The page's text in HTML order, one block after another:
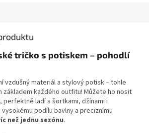
tričko s potiskem – pohodlí
vzdušný materiál a stylový potisk – tohle
každého outfitu! Můžete ho nosit
ladí s šortkami, džínami i
podílu bavlny a preciznímu
než jednu sezónu.